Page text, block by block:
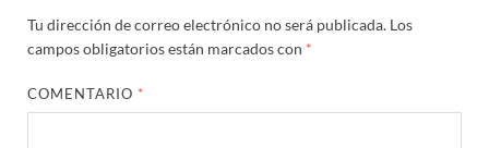
Tu dirección de correo electrónico no será publicada. Los
campos obligatorios están marcados con *
COMENTARIO *